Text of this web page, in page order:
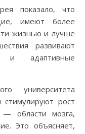
показало, что
имеют более
жизнью и лучше
развивают
и адаптивные
университета
стимулируют рост
— области мозга,
Это объясняет,